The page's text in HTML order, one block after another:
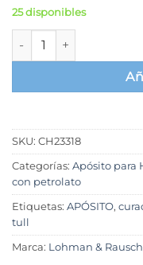
25 disponibles
Lomatuell H- Apósito
SKU: CH23318
Categorías: Apósito para
con petrolato
Etiquetas: APÓSITO,
tull
Marca: Lohman &